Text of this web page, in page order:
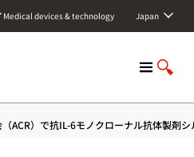
Medical devices & technology Japan
M
n
u
S
o
w
ACR）で抗IL-6モノクローナル抗体製剤